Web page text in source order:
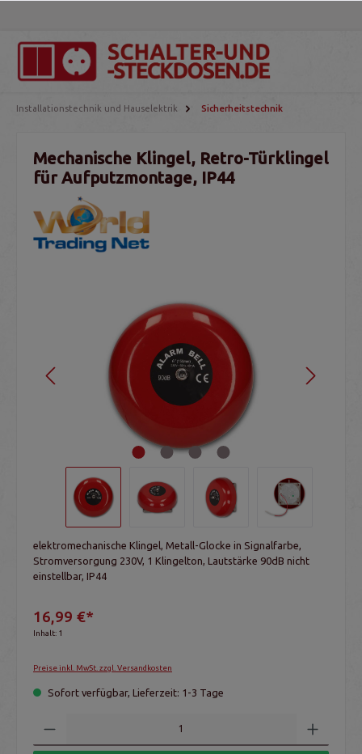
Installationstechnik und Hauselektrik Sicherheitstechnik
Mechanische Klingel, Retro-Türklingel
für Aufputzmontage, IP44
elektromechanische Klingel, Metall-Glocke in Signalfarbe,
Stromversorgung 230V, 1 Klingelton, Lautstärke 90dB nicht
einstellbar, IP44
16,99 €*
Inhalt: 1
Preise inkl. MwSt. zzgl. Versandkosten
Sofort verfügbar, Lieferzeit: 1-3 Tage